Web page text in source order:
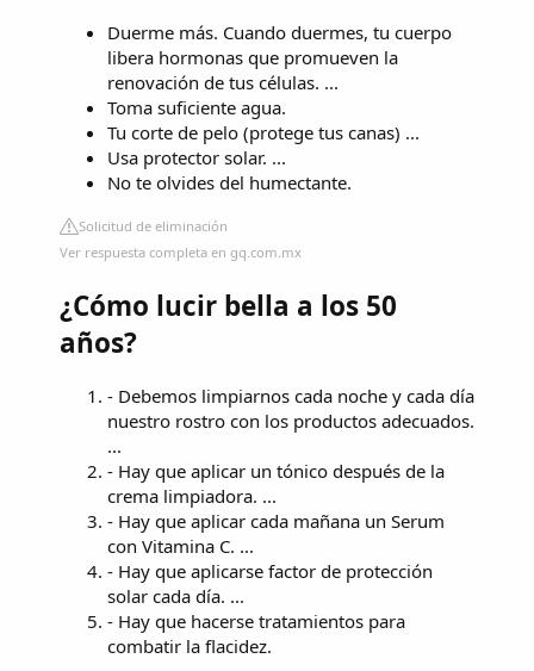
Duerme más. Cuando duermes, tu cuerpo
libera hormonas que promueven la
renovación de tus células. ...
Toma suficiente agua.
Tu corte de pelo (protege tus canas) ...
Usa protector solar. ...
No te olvides del humectante.
Solicitud de eliminación
Ver respuesta completa en gq.com.mx
¿Cómo lucir bella a los 50
años?
- Debemos limpiarnos cada noche y cada día
nuestro rostro con los productos adecuados.
...
- Hay que aplicar un tónico después de la
crema limpiadora. ...
- Hay que aplicar cada mañana un Serum
con Vitamina C. ...
- Hay que aplicarse factor de protección
solar cada día. ...
- Hay que hacerse tratamientos para
combatir la flacidez.